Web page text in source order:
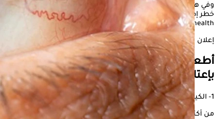
وفي هذا الصدد، يوضح " الكونسلتو"، أبرز الأطعمة التي قد تقلل من
خطر إصابتك بإعتام عدسة العين، وذلك حسبما جاء في موقع، "
verywellhealth".
إعلان
أطعمة قد تساعد في تقليل خطر الإصابة
بإعتام عدسة العين
1- الكيوي الذهبي
من أكثر الفواكه غنىً بالعناصر الغذائية يحتوي الكيوي على أكثر من